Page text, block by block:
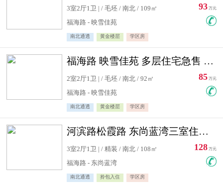
3室2厅1卫 | / 毛坯 / 南北 / 109㎡
福海路 - 映雪佳苑
南北通透 黄金楼层 学区房
93 万元
福海路 映雪佳苑 多层住宅急售 可公积金贷款
2室2厅1卫 | / 毛坯 / 南北 / 92㎡
福海路 - 映雪佳苑
南北通透 黄金楼层 学区房
85 万元
河滨路松霞路 东尚蓝湾三室住宅急售
3室2厅1卫 | / 精装 / 南北 / 108㎡
福海路 - 东尚蓝湾
南北通透 拎包入住 学区房
128 万元